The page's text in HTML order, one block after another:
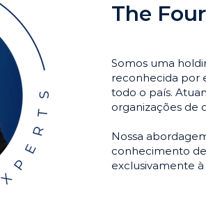
The
Somos uma
reconhecida por
todo o país.
organizações de
Nossa
conhecimento
exclusivamente